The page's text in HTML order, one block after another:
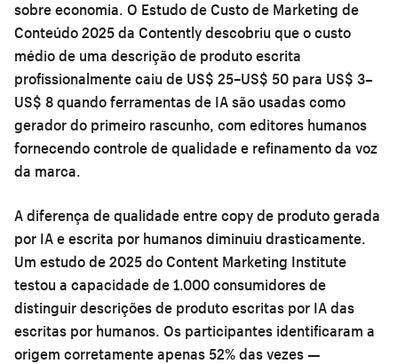
sobre economia. O Estudo de Custo de Marketing de
Conteúdo 2025 da Contently descobriu que o custo
médio de uma descrição de produto escrita
profissionalmente caiu de US$ 25–US$ 50 para US$ 3–
US$ 8 quando ferramentas de IA são usadas como
gerador do primeiro rascunho, com editores humanos
fornecendo controle de qualidade e refinamento da voz
da marca.
A diferença de qualidade entre copy de produto gerada
por IA e escrita por humanos diminuiu drasticamente.
Um estudo de 2025 do Content Marketing Institute
testou a capacidade de 1.000 consumidores de
distinguir descrições de produto escritas por IA das
escritas por humanos. Os participantes identificaram a
origem corretamente apenas 52% das vezes —